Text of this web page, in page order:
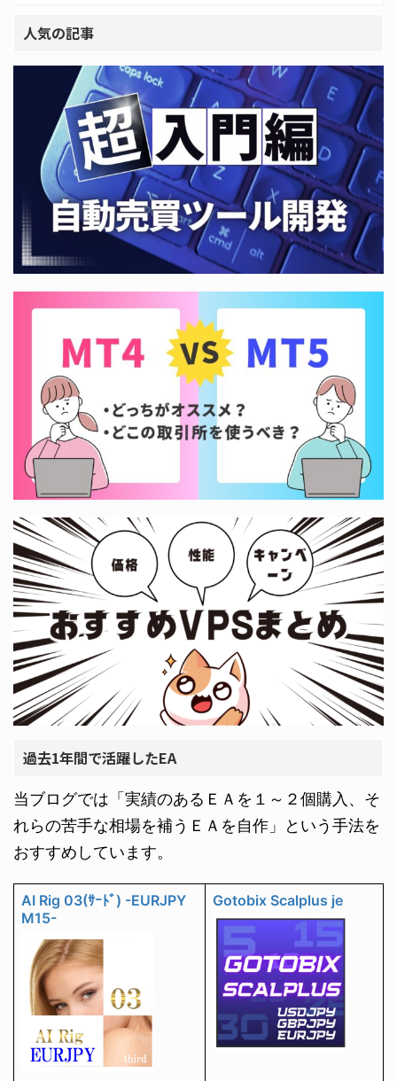
人気の記事
過去1年間で活躍したEA
当ブログでは「実績のあるＥＡを１～２個購入、そ
れらの苦手な相場を補うＥＡを自作」という手法を
おすすめしています。
AI Rig 03(ｻｰﾄﾞ) -EURJPY
M15-
Gotobix Scalplus je